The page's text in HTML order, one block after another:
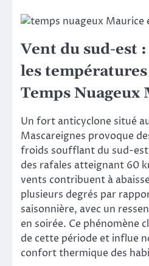
Vent du sud-est
les
Temps Nuageux
Un fort anticyclone situé
Mascareignes provoque
froids soufflant du sud-
des rafales atteignant 60
vents contribuent à
plusieurs degrés par
saisonnière, avec un
en soirée. Ce phénomène
de cette période et influe
confort thermique des